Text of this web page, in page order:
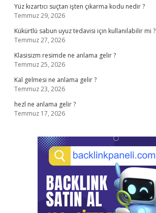
Yüz kızartıcı suçtan işten çıkarma kodu nedir ?
Temmuz 29, 2026
Kükürtlü sabun uyuz tedavisi için kullanılabilir mi ?
Temmuz 27, 2026
Klasisizm resimde ne anlama gelir ?
Temmuz 25, 2026
Kal gelmesi ne anlama gelir ?
Temmuz 23, 2026
hezl ne anlama gelir ?
Temmuz 17, 2026